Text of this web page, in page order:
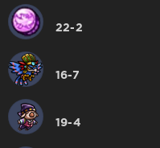
22-2
16-7
19-4